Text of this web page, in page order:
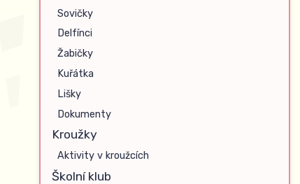
Sovičky
Delfínci
Žabičky
Kuřátka
Lišky
Dokumenty
Kroužky
Aktivity v kroužcích
Školní klub